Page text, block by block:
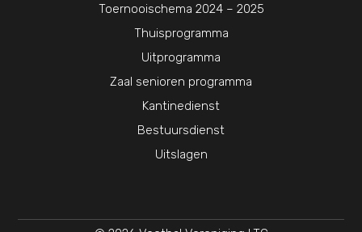
Toernooischema 2024 – 2025
Thuisprogramma
Uitprogramma
Zaal senioren programma
Kantinedienst
Bestuursdienst
Uitslagen